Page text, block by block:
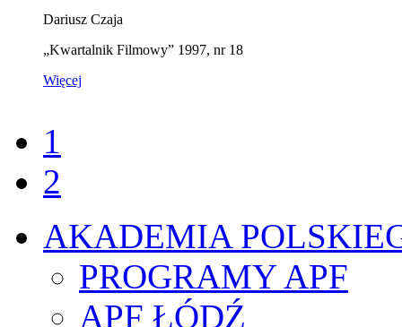
Dariusz Czaja
„Kwartalnik Filmowy” 1997, nr 18
Więcej
1
2
AKADEMIA
PROGRAMY APF
APF ŁÓDŹ